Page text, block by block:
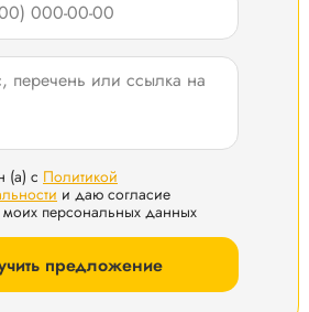
(а) с Политикой
и даю согласие
моих персональных данных
предложение